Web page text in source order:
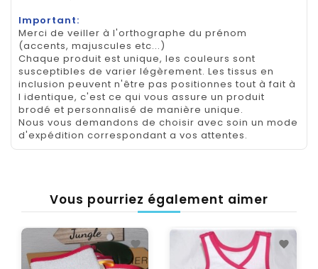
Important:
Merci de veiller à l'orthographe du prénom
(accents, majuscules etc...)
Chaque produit est unique, les couleurs sont
susceptibles de varier légèrement. Les tissus en
inclusion peuvent n'être pas positionnes tout à fait à
l identique, c'est ce qui vous assure un produit
brodé et personnalisé de manière unique.
Nous vous demandons de choisir avec soin un mode
d'expédition correspondant a vos attentes.
Vous pourriez également aimer